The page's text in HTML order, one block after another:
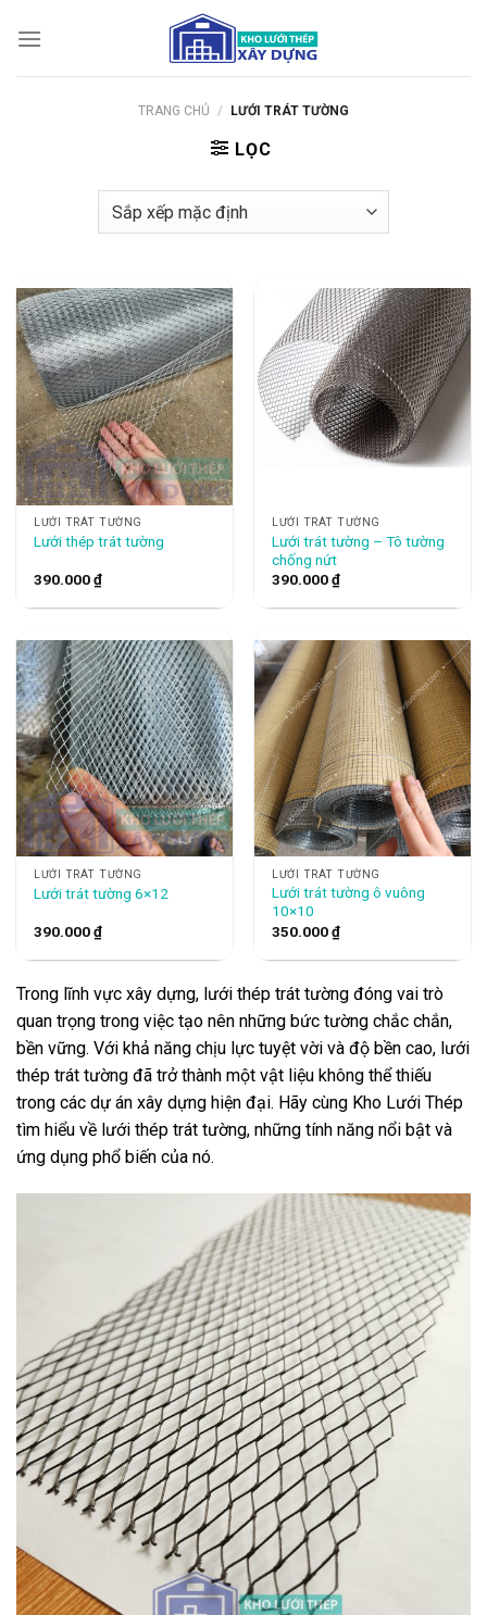
qua
TRANG CHỦ / LƯỚI TRÁT TƯỜNG
LỌC
LƯỚI TRÁT TƯỜNG
Lưới thép trát tường
390.000₫
LƯỚI TRÁT TƯỜNG
Lưới trát tường – Tô tường
chống nứt
390.000₫
LƯỚI TRÁT TƯỜNG
Lưới trát tường 6×12
390.000₫
LƯỚI TRÁT TƯỜNG
Lưới trát tường ô vuông
10×10
350.000₫
Trong lĩnh vực xây dựng, lưới thép trát tường đóng vai trò
quan trọng trong việc tạo nên những bức tường chắc chắn,
bền vững. Với khả năng chịu lực tuyệt vời và độ bền cao, lưới
thép trát tường đã trở thành một vật liệu không thể thiếu
trong các dự án xây dựng hiện đại. Hãy cùng Kho Lưới Thép
tìm hiểu về lưới thép trát tường, những tính năng nổi bật và
ứng dụng phổ biến của nó.